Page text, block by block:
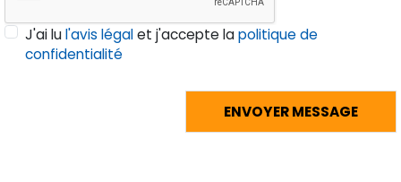
J'ai lul'avis légalet j'accepte lapolitique de
confidentialité